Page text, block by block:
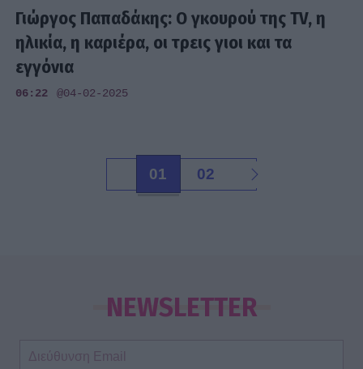
Γιώργος Παπαδάκης: Ο γκουρού της TV, η
ηλικία, η καριέρα, οι τρεις γιοι και τα
εγγόνια
06:22 @04-02-2025
01 02
NEWSLETTER